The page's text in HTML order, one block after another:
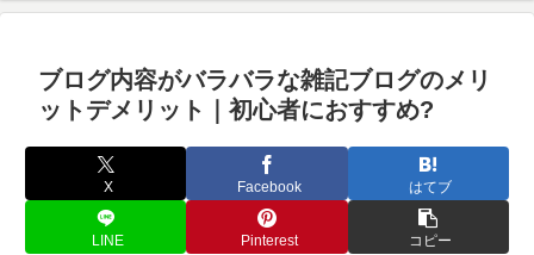
ブログ内容がバラバラな雑記ブログのメリ
ットデメリット｜初心者におすすめ?
X Facebook はてブ
LINE Pinterest コピー